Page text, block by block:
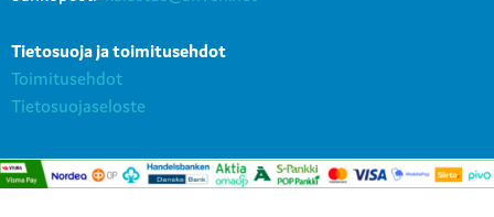
Tietosuoja ja toimitusehdot
Toimitusehdot
Tietosuojaseloste